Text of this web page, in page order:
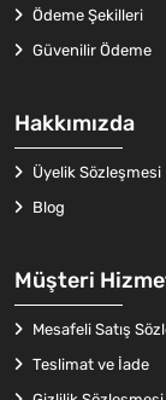
Ödeme Şekilleri
Güvenilir Ödeme
Müşteri
Mesafeli Satış
Teslimat ve İade
Hakkımızda
Üyelik Sözleşmesi
Blog